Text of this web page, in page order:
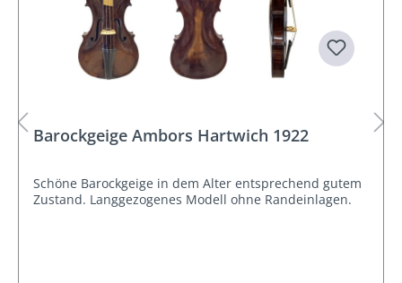
Barockgeige Ambors Hartwich 1922
Schöne Barockgeige in dem Alter entsprechend gutem
Zustand. Langgezogenes Modell ohne Randeinlagen.